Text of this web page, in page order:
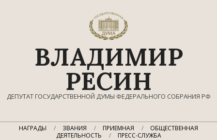
ВЛАДИМИР
РЕСИН
ДЕПУТАТ ГОСУДАРСТВЕННОЙ ДУМЫ ФЕДЕРАЛЬНОГО СОБРАНИЯ РФ
Главное
НАГРАДЫ ЗВАНИЯ ПРИЕМНАЯ
ОБЩЕСТВЕННАЯ
ДЕЯТЕЛЬНОСТЬ
ПРЕСС-СЛУЖБА